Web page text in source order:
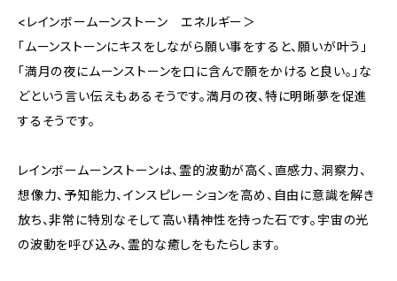
<レインボームーンストーン エネルギー＞
「ムーンストーンにキスをしながら願い事をすると、願いが叶う」
「満月の夜にムーンストーンを口に含んで願をかけると良い。」な
どという言い伝えもあるそうです。満月の夜、特に明晰夢を促進
するそうです。
レインボームーンストーンは、霊的波動が高く、直感力、洞察力、
想像力、予知能力、インスピレーションを高め、自由に意識を解き
放ち、非常に特別なそして高い精神性を持った石です。宇宙の光
の波動を呼び込み、霊的な癒しをもたらします。